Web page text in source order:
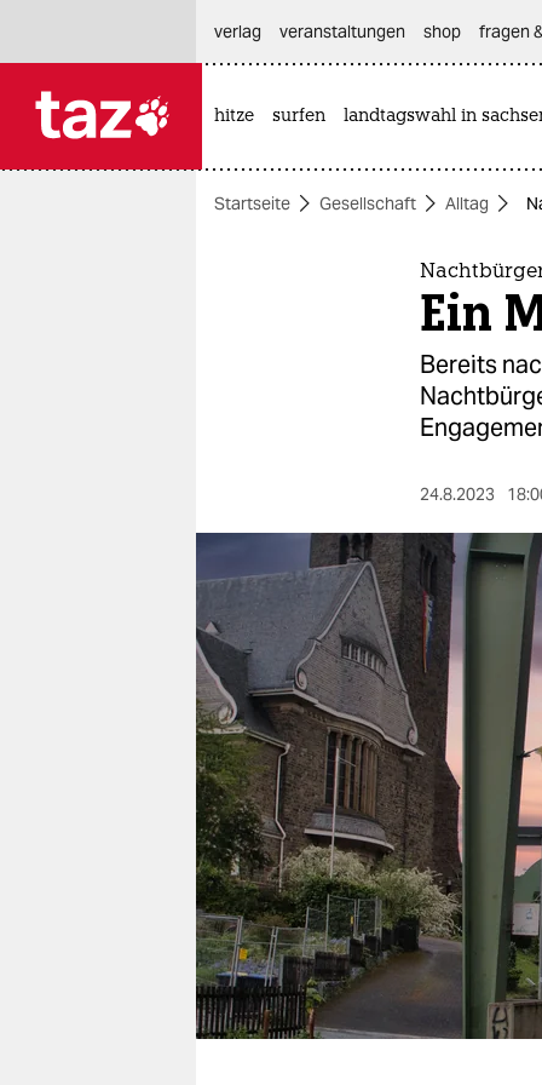
themen
nord
wahrheit
verlag
verlag
veranstaltungen
shop
fragen & hilfe
unterstützen
abo
genossenschaft
verlag
veranstaltungen shop fragen
hitze surfen landtagswahl in
Startseite Gesellschaft Alltag
Ein
Bereits
24.8.2023